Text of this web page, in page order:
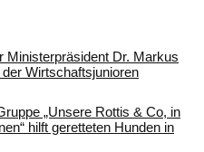
Ministerpräsident Dr. Markus
Wirtschaftsjunioren
„Unsere Rottis & Co, in
hilft geretteten Hunden in